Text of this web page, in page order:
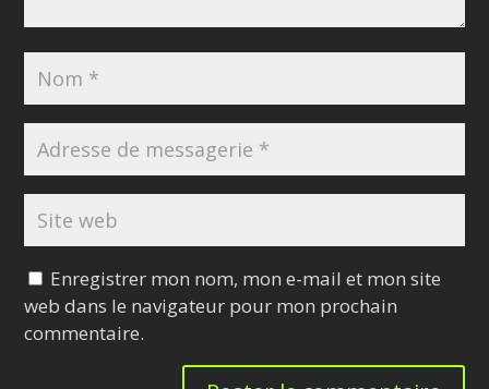
Enregistrer mon nom, mon e-mail et mon site
web dans le navigateur pour mon prochain
commentaire.